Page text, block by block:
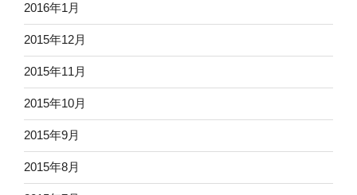
2016年1月
2015年12月
2015年11月
2015年10月
2015年9月
2015年8月